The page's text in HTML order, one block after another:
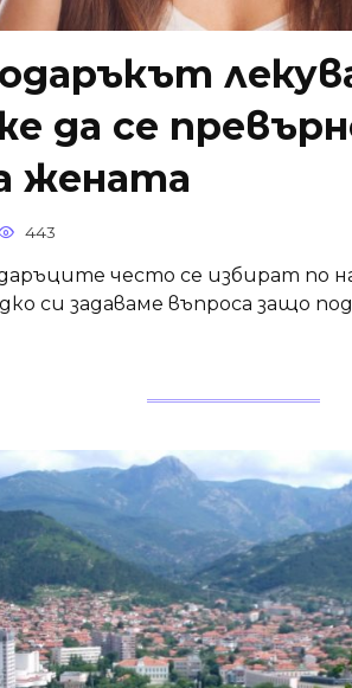
да се
жената
443
често се избират по
си задаваме въпроса защо